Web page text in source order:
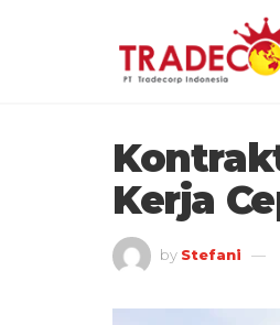
Kerja
by Stefani